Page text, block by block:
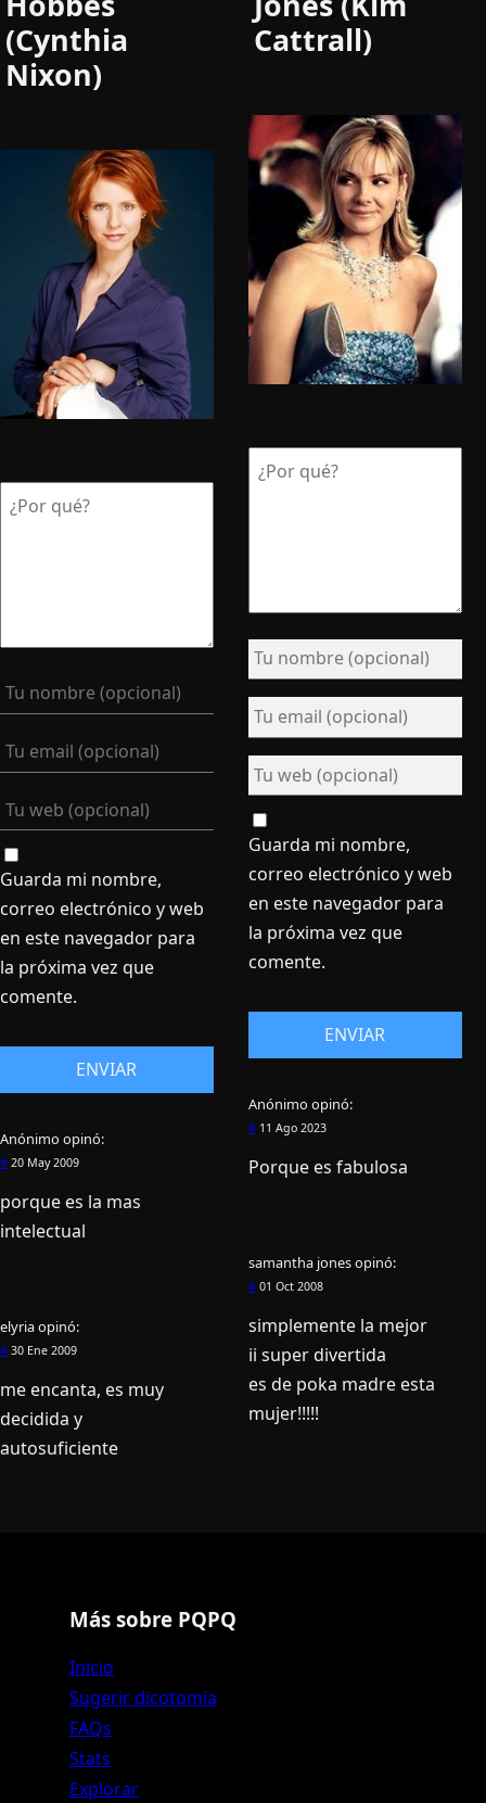
(Cynthia
Nixon)
Guarda mi nombre,
correo electrónico y web
en este navegador para
la próxima vez que
comente.
Anónimo opinó:
# 20 May 2009
porque es la mas
intelectual
elyriaopinó:
# 30 Ene 2009
me encanta, es muy
decidida y
autosuficiente
Cattrall)
Guarda mi nombre,
correo electrónico y web
en este navegador para
la próxima vez que
comente.
Anónimo opinó:
#11 Ago 2023
Porque es fabulosa
samantha jonesopinó:
#01 Oct 2008
simplemente la mejor
ii super divertida
es de poka madre esta
mujer!!!!!
Más sobre PQPQ
Inicio
Sugerir dicotomía
FAQs
Stats
Explorar